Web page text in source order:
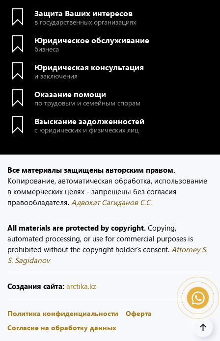
Защита Ваших интересов
в государственных организациях
Юридическое обслуживание
бизнеса
Юридическая консультация
и заключения
Оказание помощи
по трудовым и семейным спорам
Взыскание задолженностей
с юридических и физических лиц
Все материалы защищены авторским правом.
Копирование, автоматическая обработка, использование
в коммерческих целях - запрещены без согласия
правообладателя. Адвокат Сагиданов С.С.
All materials are protected by copyright. Copying,
automated processing, or use for commercial purposes is
prohibited without the copyright holder’s consent. Attorney S.
S. Sagidanov
Создания сайта: arctika.kz
Политика конфиденциальности
Оферта
Согласие на обработку данных